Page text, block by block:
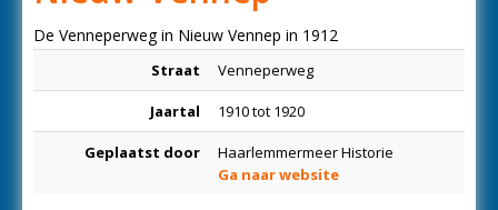
De Venneperweg in Nieuw Vennep in 1912
Straat Venneperweg
Jaartal 1910 tot 1920
Geplaatst door
Haarlemmermeer Historie
Ga naar website